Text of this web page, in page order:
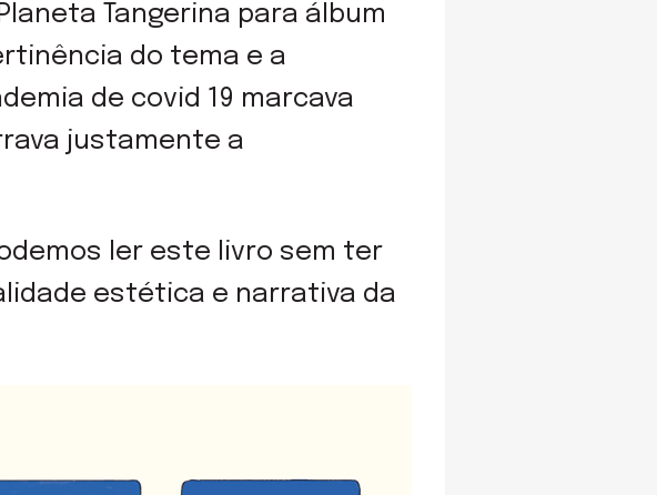
Tangerina para álbum
do tema e a
de covid 19 marcava
justamente a
ler este livro sem ter
estética e narrativa da